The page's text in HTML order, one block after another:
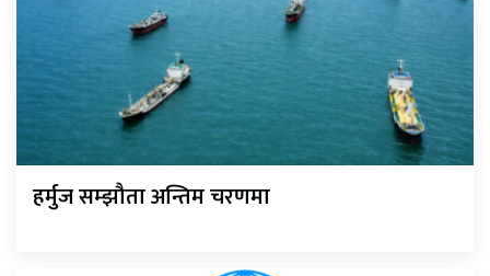
हर्मुज सम्झौता अन्तिम चरणमा